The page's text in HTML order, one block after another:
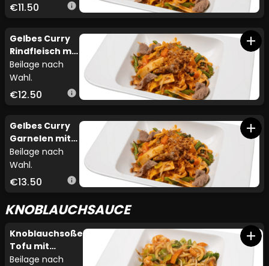
€11.50 info
Gelbes Curry
Rindfleisch mit
Gemüse
Beilage nach
Wahl.
€12.50 info
add
Gelbes Curry
Garnelen mit
Gemüse
Beilage nach
Wahl.
€13.50 info
add
KNOBLAUCHSAUCE
Knoblauchsoße
Tofu mit
Gemüse
Beilage nach
add